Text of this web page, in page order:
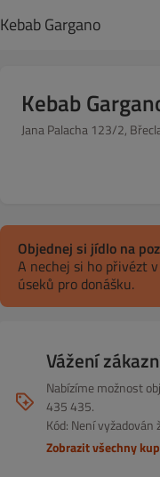
Kebab Gargano
Kebab
Jana Palacha 123/2,
Objednej si jídlo na
A nechej si ho přivézt
úseků pro donášku.
Vážení
Nabízíme možnost
435 435.
Kód: Není vyžadován
Zobrazit všechny